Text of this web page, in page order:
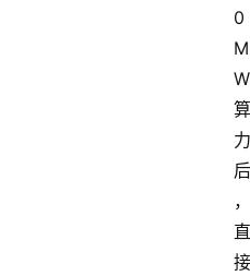
0
M
W
算
力
后
，
直
接